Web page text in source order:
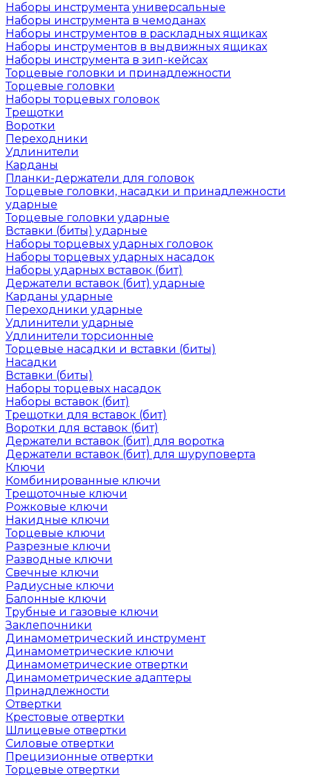
Наборы инструмента универсальные
Наборы инструмента в чемоданах
Наборы инструментов в раскладных ящиках
Наборы инструментов в выдвижных ящиках
Наборы инструмента в зип-кейсах
Торцевые головки и принадлежности
Торцевые головки
Наборы торцевых головок
Трещотки
Воротки
Переходники
Удлинители
Карданы
Планки-держатели для головок
Торцевые головки, насадки и принадлежности
ударные
Торцевые головки ударные
Вставки (биты) ударные
Наборы торцевых ударных головок
Наборы торцевых ударных насадок
Наборы ударных вставок (бит)
Держатели вставок (бит) ударные
Карданы ударные
Переходники ударные
Удлинители ударные
Удлинители торсионные
Торцевые насадки и вставки (биты)
Насадки
Вставки (биты)
Наборы торцевых насадок
Наборы вставок (бит)
Трещотки для вставок (бит)
Воротки для вставок (бит)
Держатели вставок (бит) для воротка
Держатели вставок (бит) для шуруповерта
Ключи
Комбинированные ключи
Трещоточные ключи
Рожковые ключи
Накидные ключи
Торцевые ключи
Разрезные ключи
Разводные ключи
Свечные ключи
Радиусные ключи
Балонные ключи
Трубные и газовые ключи
Заклепочники
Динамометрический инструмент
Динамометрические ключи
Динамометрические отвертки
Динамометрические адаптеры
Принадлежности
Отвертки
Крестовые отвертки
Шлицевые отвертки
Силовые отвертки
Прецизионные отвертки
Торцевые отвертки